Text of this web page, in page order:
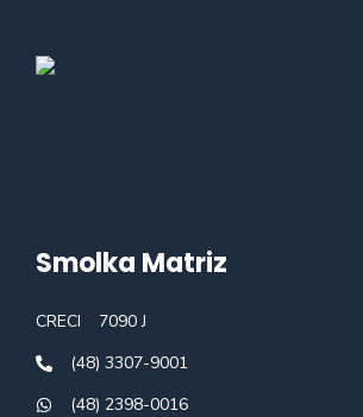
Smolka Matriz
CRECI
7090 J
(48) 3307-9001
(48) 2398-0016